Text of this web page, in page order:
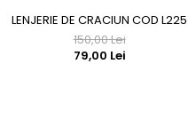
LENJERIE DE CRACIUN COD L225
150,00 Lei
79,00 Lei